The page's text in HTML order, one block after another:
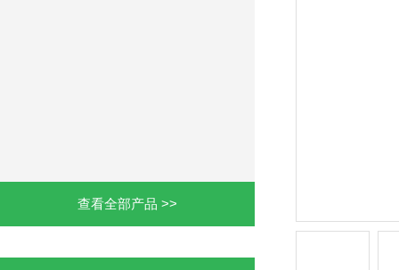
查看全部产品 >>